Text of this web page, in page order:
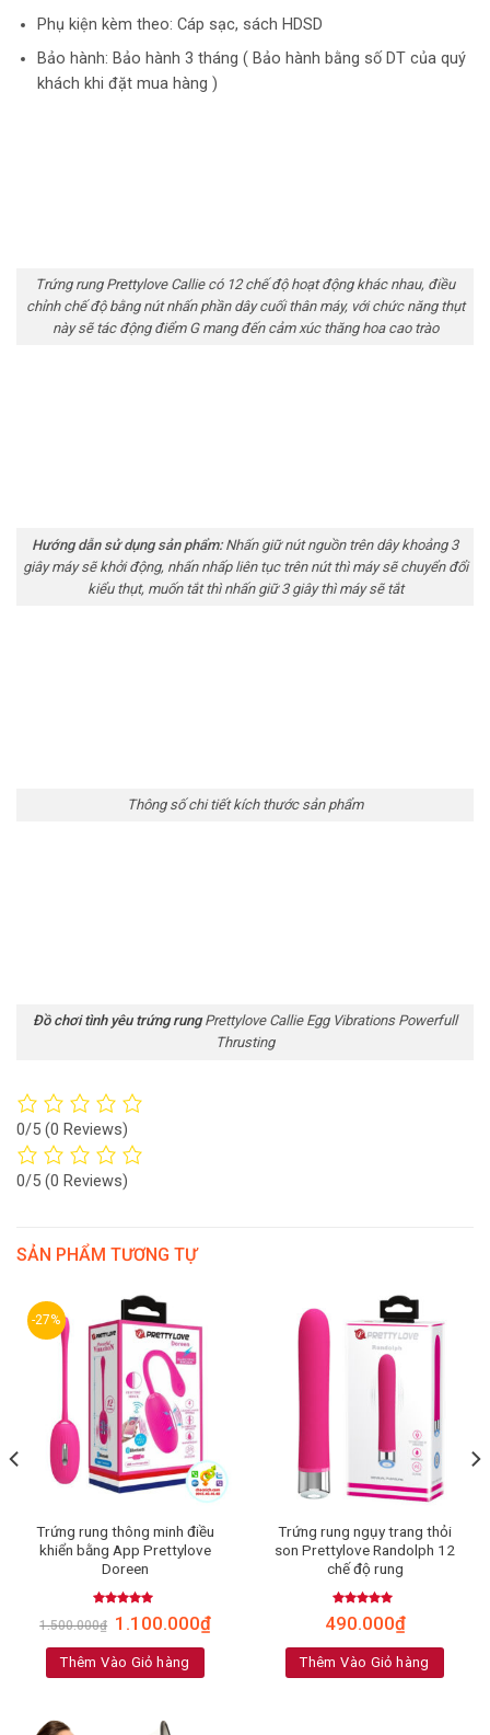
Phụ kiện kèm theo: Cáp sạc, sách HDSD
Bảo hành: Bảo hành 3 tháng ( Bảo hành bằng số DT của quý
khách khi đặt mua hàng )
Trứng rung Prettylove Callie có 12 chế độ hoạt động khác nhau, điều
chỉnh chế độ bằng nút nhấn phần dây cuối thân máy, với chức năng thụt
này sẽ tác động điểm G mang đến cảm xúc thăng hoa cao trào
Hướng dẫn sử dụng sản phẩm: Nhấn giữ nút nguồn trên dây khoảng 3
giây máy sẽ khởi động, nhấn nhấp liên tục trên nút thì máy sẽ chuyển đổi
kiểu thụt, muốn tắt thì nhấn giữ 3 giây thì máy sẽ tắt
Thông số chi tiết kích thước sản phẩm
Đồ chơi tình yêu trứng rungPrettylove Callie Egg Vibrations Powerfull
Thrusting
0/5 (0 Reviews)
0/5 (0 Reviews)
SẢN PHẨM TƯƠNG TỰ
-27%
Trứng rung thông minh điều
khiển bằng App Prettylove
Doreen
Rated
5.00
out of 5
1.500.000₫ 1.100.000₫
Thêm Vào Giỏ hàng
Trứng rung ngụy trang thỏi
son Prettylove Randolph 12
chế độ rung
Rated5.00
out of 5
490.000₫
Thêm Vào Giỏ hàng